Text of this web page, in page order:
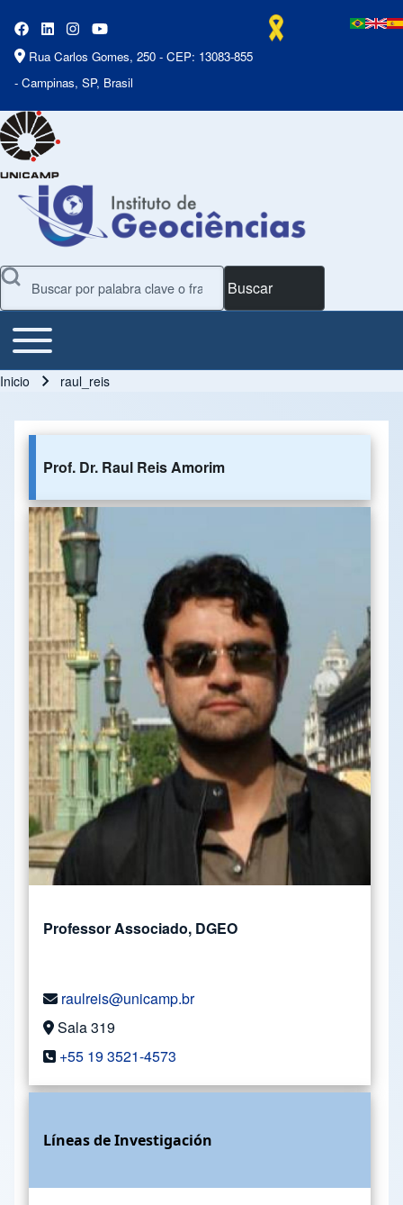
Rua Carlos Gomes, 250 - CEP: 13083-855
- Campinas, SP, Brasil
Buscar
Main Menu
Toggle main menu
Inicio raul_reis
Prof. Dr. Raul Reis Amorim
Professor Associado, DGEO
raulreis@unicamp.br
Sala 319
+55 19 3521-4573
Líneas de Investigación